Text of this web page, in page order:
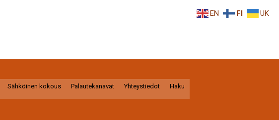
Sähköinen kokous Palautekanavat Yhteystiedot Haku
EN FI UK